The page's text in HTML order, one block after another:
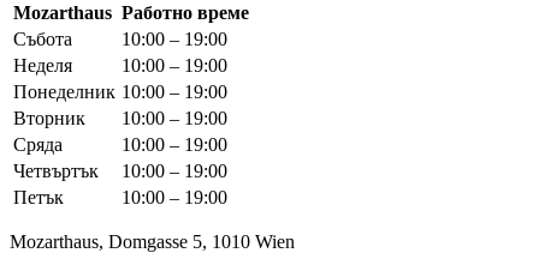
Mozarthaus Работно време
Събота
10:00 – 19:00
Неделя
10:00 – 19:00
Понеделник 10:00 – 19:00
Вторник
10:00 – 19:00
Сряда
10:00 – 19:00
Четвъртък
10:00 – 19:00
Петък
10:00 – 19:00
Mozarthaus, Domgasse 5, 1010 Wien